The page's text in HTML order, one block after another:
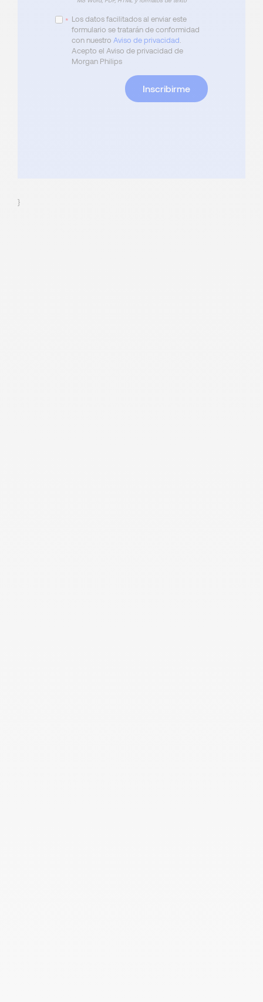
* Los datos facilitados al enviar este
formulario se tratarán de conformidad
con nuestro Aviso de privacidad.
Acepto el Aviso de privacidad de
Morgan Philips
Inscribirme
}